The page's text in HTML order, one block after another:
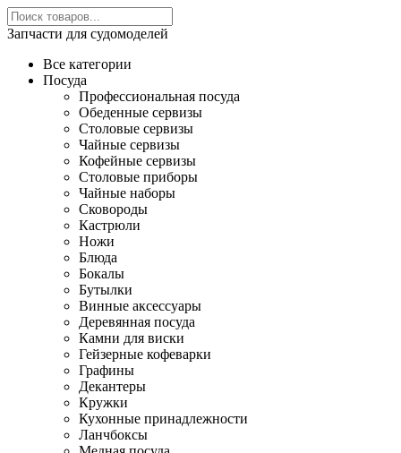
Запчасти для судомоделей
Все категории
Посуда
Профессиональная посуда
Обеденные сервизы
Столовые сервизы
Чайные сервизы
Кофейные сервизы
Столовые приборы
Чайные наборы
Сковороды
Кастрюли
Ножи
Блюда
Бокалы
Бутылки
Винные аксессуары
Деревянная посуда
Камни для виски
Гейзерные кофеварки
Графины
Декантеры
Кружки
Кухонные принадлежности
Ланчбоксы